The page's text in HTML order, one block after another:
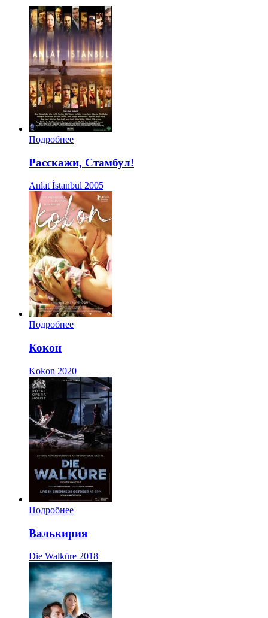
Подробнее
Расскажи, Стамбул!
Anlat İstanbul 2005
Подробнее
Кокон
Kokon 2020
Подробнее
Валькирия
Die Walküre 2018